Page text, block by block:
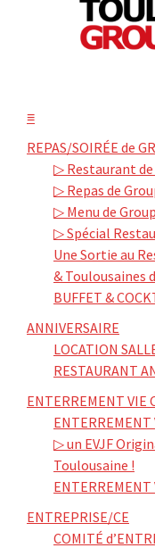
≡
REPAS/SOIRÉE de
▷ Restaurant de
▷ Repas de
▷ Menu de
▷ Spécial
Une Sortie au
& Toulousaines
BUFFET &
ANNIVERSAIRE
LOCATION
RESTAURANT
ENTERREMENT VIE
ENTERREMENT
▷ un EVJF
Toulousaine !
ENTERREMENT
ENTREPRISE/CE
COMITÉ